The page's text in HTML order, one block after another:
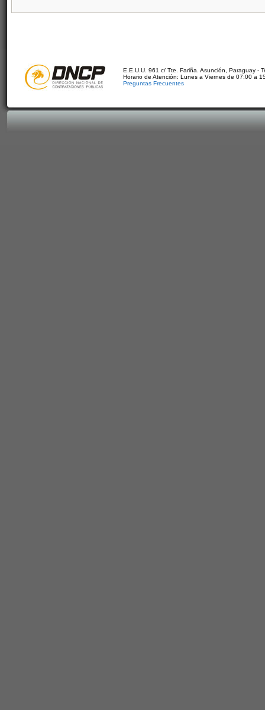
E.E.U.U. 961 c/ Tte. Fariña. Asunción, Paraguay -
Horario de Atención: Lunes a Viernes de 07:00 a
Preguntas Frecuentes